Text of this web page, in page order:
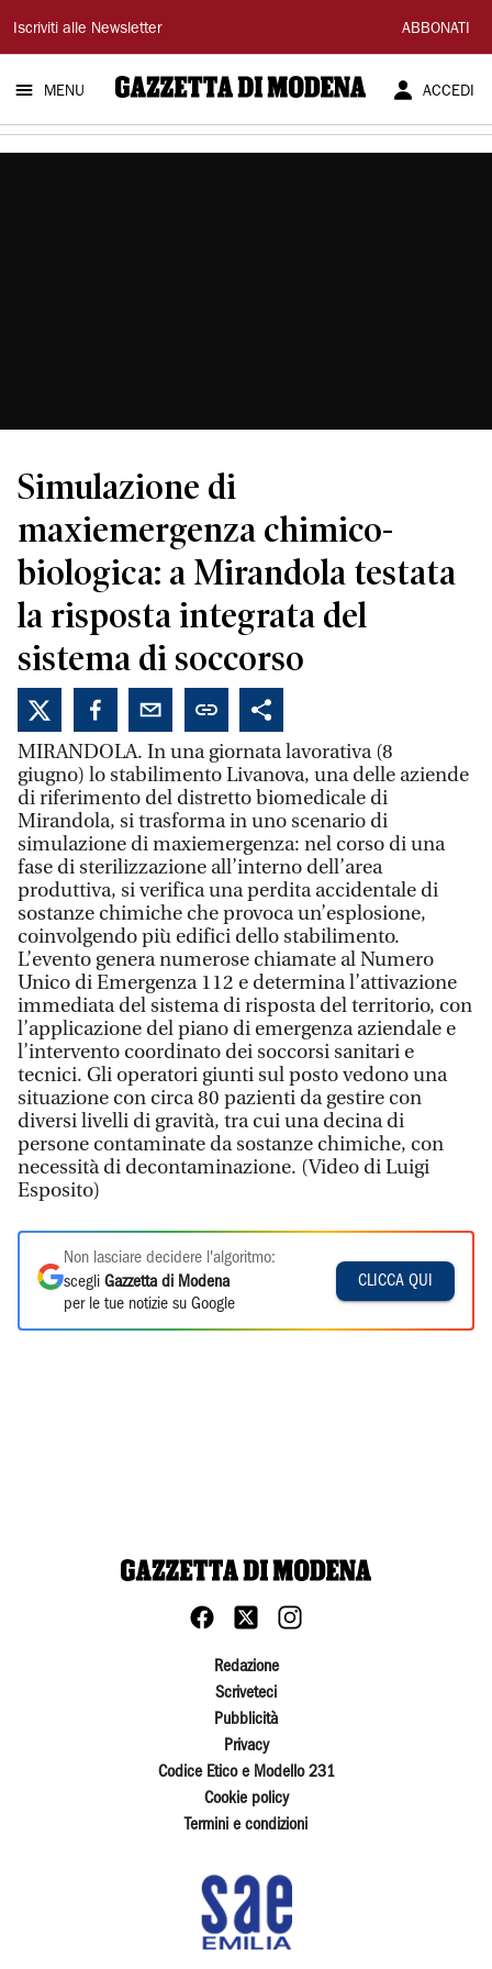
Gazzetta
di
Modena
Iscriviti alle Newsletter ABBONATI
MENU ACCEDI
Simulazione di
maxiemergenza chimico-
biologica: a Mirandola testata
la risposta integrata del
sistema di soccorso
MIRANDOLA. In una giornata lavorativa (8
giugno) lo stabilimento Livanova, una delle aziende
di riferimento del distretto biomedicale di
Mirandola, si trasforma in uno scenario di
simulazione di maxiemergenza: nel corso di una
fase di sterilizzazione all’interno dell’area
produttiva, si verifica una perdita accidentale di
sostanze chimiche che provoca un’esplosione,
coinvolgendo più edifici dello stabilimento.
L’evento genera numerose chiamate al Numero
Unico di Emergenza 112 e determina l’attivazione
immediata del sistema di risposta del territorio, con
l’applicazione del piano di emergenza aziendale e
l’intervento coordinato dei soccorsi sanitari e
tecnici. Gli operatori giunti sul posto vedono una
situazione con circa 80 pazienti da gestire con
diversi livelli di gravità, tra cui una decina di
persone contaminate da sostanze chimiche, con
necessità di decontaminazione. (Video di Luigi
Esposito)
Non lasciare decidere l'algoritmo:
scegli Gazzetta di Modena
per le tue notizie su Google
CLICCA QUI
Redazione
Scriveteci
Pubblicità
Privacy
Codice Etico e Modello 231
Cookie policy
Termini e condizioni